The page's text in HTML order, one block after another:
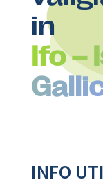
in
Ifo –
INFO